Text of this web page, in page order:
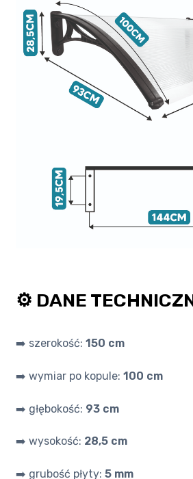
⚙️ DANE
➡️ szerokość: 150 cm
➡️ wymiar po kopule: 100 cm
➡️ głębokość: 93 cm
➡️ wysokość: 28,5 cm
➡️ grubość płyty: 5 mm